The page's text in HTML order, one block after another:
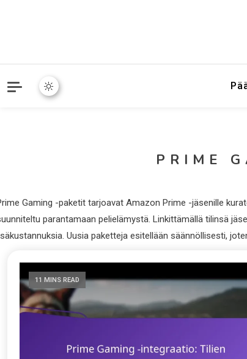
PRIME
Gaming -paketit tarjoavat Amazon Prime -jäsenille
parantamaan pelielämystä. Linkittämällä tilinsä
Uusia paketteja esitellään säännöllisesti,
11 MINS READ